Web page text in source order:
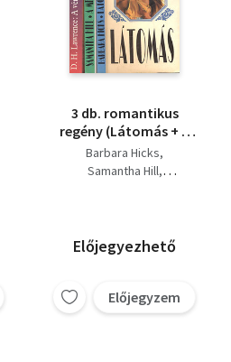
3 db. romantikus
regény (Látomás + A
mexikói lány + A vér
hatalma)
Barbara Hicks
Samantha Hill
Előjegyezhető
Előjegyzem